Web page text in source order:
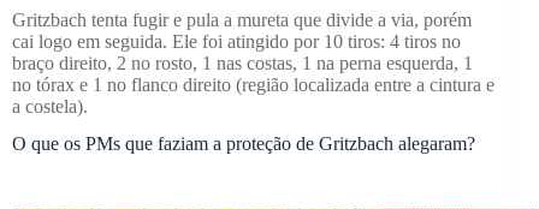
Gritzbach tenta fugir e pula a mureta que divide a via, porém
cai logo em seguida. Ele foi atingido por 10 tiros: 4 tiros no
braço direito, 2 no rosto, 1 nas costas, 1 na perna esquerda, 1
no tórax e 1 no flanco direito (região localizada entre a cintura e
a costela).
O que os PMs que faziam a proteção de Gritzbach alegaram?